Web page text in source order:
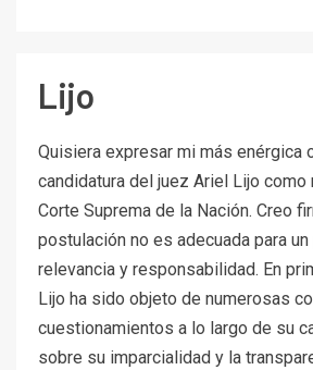
Lijo
Quisiera expresar mi más enérgica
candidatura del juez Ariel Lijo como
Corte Suprema de la Nación. Creo
postulación no es adecuada para
relevancia y responsabilidad. En
Lijo ha sido objeto de numerosas
cuestionamientos a lo largo de su
sobre su imparcialidad y la